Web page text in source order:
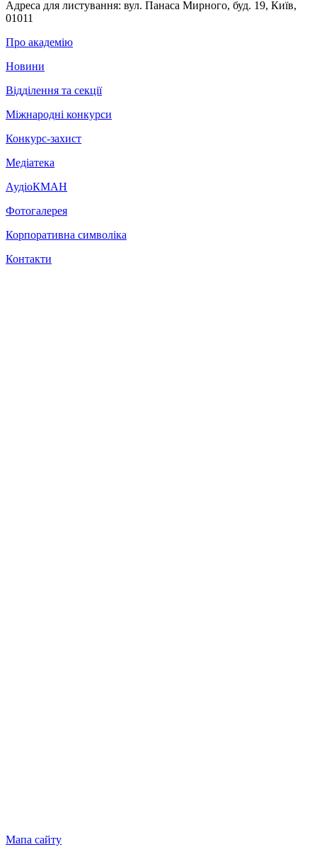
Адреса для листування: вул. Панаса Мирного, буд. 19, Київ,
01011
Про академію
Новини
Відділення та секції
Міжнародні конкурси
Конкурс-захист
Медіатека
АудіоКМАН
Фотогалерея
Корпоративна символіка
Контакти
Мапа сайту